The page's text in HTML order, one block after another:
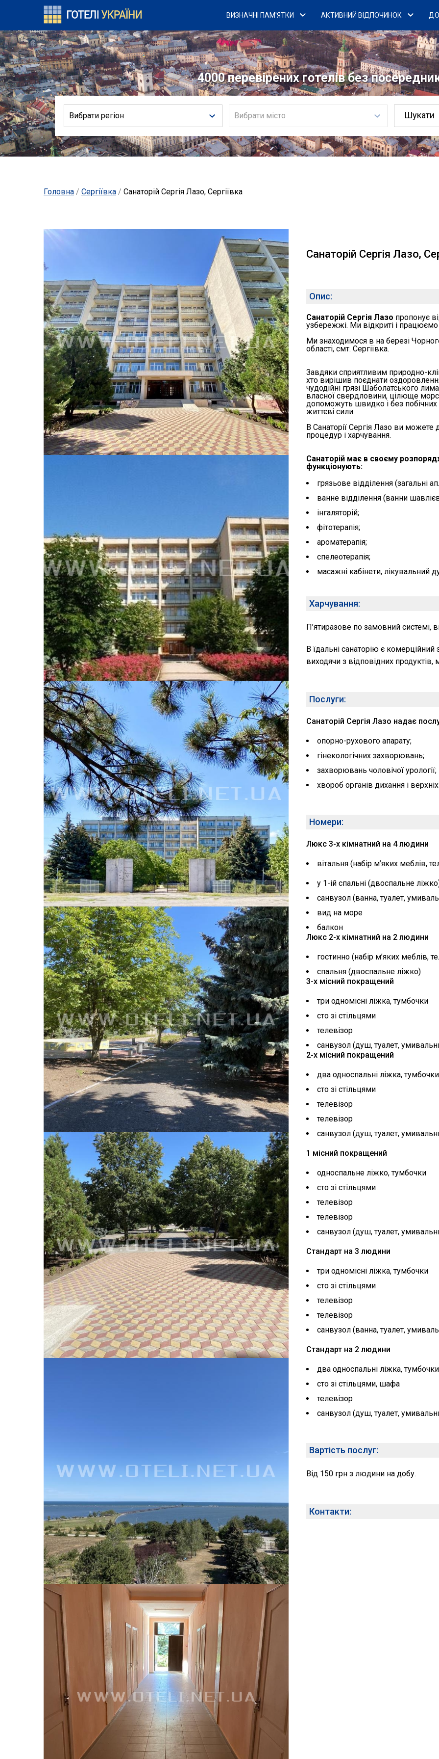
ВИЗНАЧНІ ПАМ'ЯТКИ АКТИВНИЙ ВІДПОЧИНОК
4000 перевірених готелів без
Вибрати регіон Вибрати місто
Головна / Сергіївка / Санаторій Сергія Лазо, Сергіївка
Санаторій Сергія Лазо,
Опис:
Санаторій Сергія Лазо пропонує
узбережжі. Ми відкриті і працюємо
Ми знаходимося в на березі
області, смт. Сергіївка.
Завдяки сприятливим природно-
хто вирішив поєднати
чудодійні грязі Шаболатського
власної свердловини, цілюще
допоможуть швидко і без побічних
життєві сили.
В Санаторії Сергія Лазо ви
процедур і харчування.
Санаторій має в своєму
функціонують:
грязьове відділення (загальні
ванне відділення (ванни
інгаляторій;
фітотерапія;
ароматерапія;
спелеотерапія;
масажні кабінети, лікувальний
Харчування:
П’ятиразове по замовний системі,
В їдальні санаторію є
виходячи з відповідних продуктів,
Послуги:
Санаторій Сергія Лазо надає
опорно-рухового апарату;
гінекологічних захворювань;
захворювань чоловічої урології;
хвороб органів дихання і
Номери:
Люкс 3-х кімнатний на 4 людини
вітальня (набір м’яких меблів,
у 1-ій спальні (двоспальне
санвузол (ванна, туалет,
вид на море
балкон
Люкс 2-х кімнатний на 2 людини
гостинно (набір м’яких меблів,
спальня (двоспальне ліжко)
3-х місний покращений
три одномісні ліжка, тумбочки
сто зі стільцями
телевізор
санвузол (душ, туалет,
2-х місний покращений
два односпальні ліжка, тумбочки
сто зі стільцями
телевізор
телевізор
санвузол (душ, туалет,
1 місний покращений
односпальне ліжко, тумбочки
сто зі стільцями
телевізор
телевізор
санвузол (душ, туалет,
Стандарт на 3 людини
три одномісні ліжка, тумбочки
сто зі стільцями
телевізор
телевізор
санвузол (ванна, туалет,
Стандарт на 2 людини
два односпальні ліжка, тумбочки
сто зі стільцями, шафа
телевізор
санвузол (душ, туалет,
Вартість послуг:
Від 150 грн з людини на добу.
Контакти: